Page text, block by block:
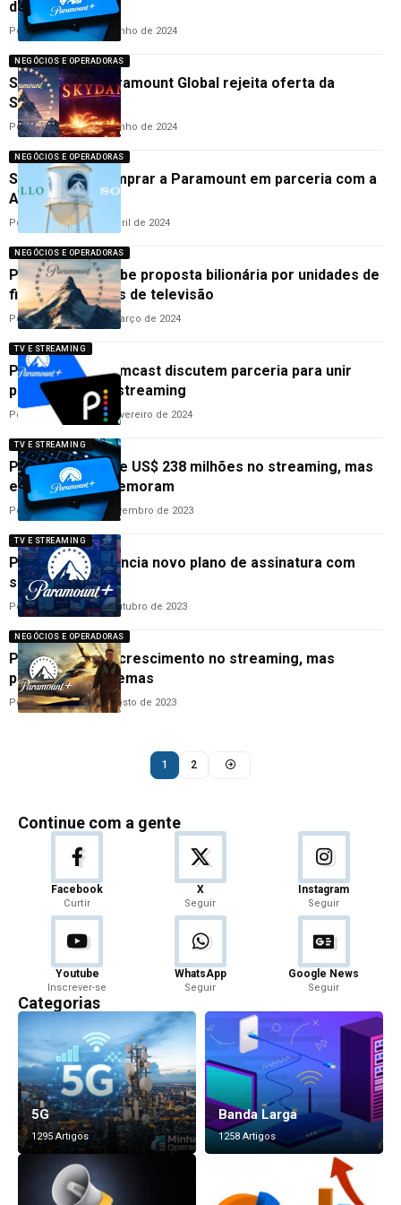
de streaming
PorCleane Lima25 de junho de 2024
NEGÓCIOS E OPERADORAS
Sem acordo! Paramount Global rejeita oferta da
Skydance
PorCleane Lima13 de junho de 2024
NEGÓCIOS E OPERADORAS
Sony planeja comprar a Paramount em parceria com a
Apollo Global
Por Cleane Lima23 de abril de 2024
NEGÓCIOS E OPERADORAS
Paramount recebe proposta bilionária por unidades de
filmes e estúdios de televisão
PorCleane Lima22 de março de 2024
TV E STREAMING
Paramount e Comcast discutem parceria para unir
plataformas de streaming
Por Cleane Lima 19 de fevereiro de 2024
TV E STREAMING
Paramount perde US$ 238 milhões no streaming, mas
executivos comemoram
PorCleane Lima7 de novembro de 2023
TV E STREAMING
Paramount+ anuncia novo plano de assinatura com
suporte a 4K
PorCleane Lima24 de outubro de 2023
NEGÓCIOS E OPERADORAS
Paramount tem crescimento no streaming, mas
prejuízo nos cinemas
PorCleane Lima8 de agosto de 2023
1 2
Continue com a gente
Facebook
Curtir
X
Seguir
Instagram
Seguir
Youtube
Inscrever-se
WhatsApp
Seguir
Google News
Seguir
Categorias
5G
1295 Artigos
Banda Larga
1258 Artigos